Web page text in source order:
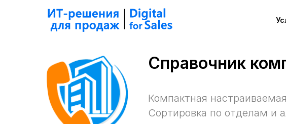
Справочник
Компактная
Сортировка по отделам и